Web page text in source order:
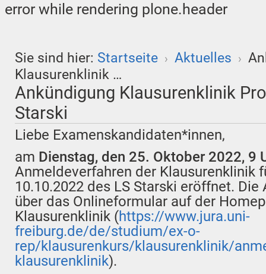
error while rendering plone.header
Sie sind hier: Startseite › Aktuelles ›
Klausurenklinik …
Ankündigung Klausurenklinik
Starski
Liebe Examenskandidaten*innen,
am Dienstag, den 25. Oktober 2022, 9
Anmeldeverfahren der Klausurenklinik
10.10.2022 des LS Starski eröffnet.
über das Onlineformular auf der
Klausurenklinik (https://www.jura.uni-
freiburg.de/de/studium/ex-o-
rep/klausurenkurs/klausurenklinik/
klausurenklinik).